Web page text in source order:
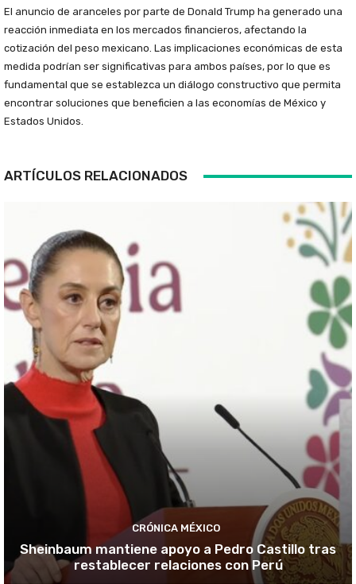
El anuncio de aranceles por parte de Donald Trump ha generado una
reacción inmediata en los mercados financieros, afectando la
cotización del peso mexicano. Las implicaciones económicas de esta
medida podrían ser significativas para ambos países, por lo que es
fundamental que se establezca un diálogo constructivo que permita
encontrar soluciones que beneficien a las economías de México y
Estados Unidos.
ARTÍCULOS RELACIONADOS
CRÓNICA MÉXICO
Sheinbaum mantiene apoyo a Pedro Castillo tras
restablecer relaciones con Perú